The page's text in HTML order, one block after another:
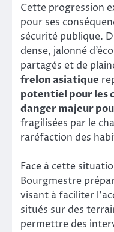
Cette progression
pour ses
sécurité publique.
dense, jalonné
partagés et de
frelon asiatique
potentiel pour les
danger majeur
fragilisées par le
raréfaction des
Face à cette
Bourgmestre
visant à faciliter
situés sur des
permettre des